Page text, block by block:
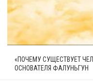
«ПОЧЕМУ СУЩЕСТВУЕТ
ОСНОВАТЕЛЯ ФАЛУНЬГУН